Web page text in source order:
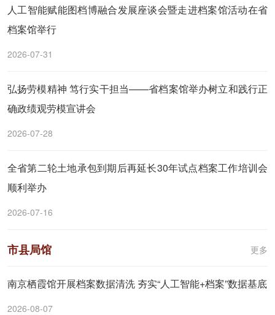
人工智能赋能图档博融合发展座谈会暨走进档案馆活动在省
档案馆举行
2026-07-31
弘扬劳模精神 笃行实干担当——省档案馆举办树立和践行正
确政绩观劳模宣讲会
2026-07-28
全省第二轮土地承包到期后再延长30年试点档案工作培训会
顺利举办
2026-07-16
市县局馆 更多
南京栖霞馆开展档案数据清洗 夯实“人工智能+档案”数据基底
2026-08-07